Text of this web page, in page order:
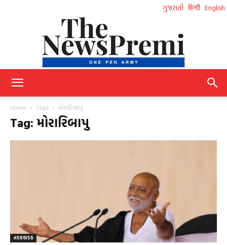
ગુજરાતી हिन्दी English
Home Tags મોરારિબાપુ
Tag: મોરારિબાપુ
તડકભડક